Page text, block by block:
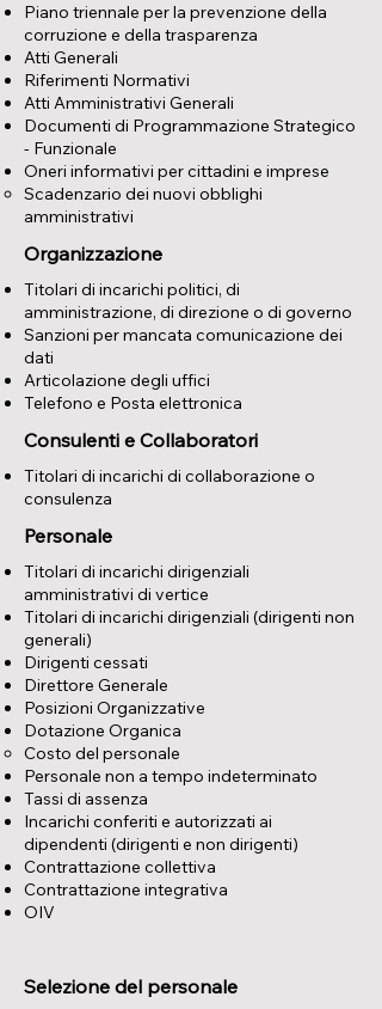
Piano triennale per la prevenzione della
corruzione e della trasparenza
Atti Generali
Riferimenti Normativi
Atti Amministrativi Generali
Documenti di Programmazione Strategico
- Funzionale
Oneri informativi per cittadini e imprese
Scadenzario dei nuovi obblighi
amministrativi
Organizzazione
Titolari di incarichi politici, di
amministrazione, di direzione o di governo
Sanzioni per mancata comunicazione dei
dati
Articolazione degli uffici
Telefono e Posta elettronica
Consulenti e Collaboratori
Titolari di incarichi di collaborazione o
consulenza
Personale
Titolari di incarichi dirigenziali
amministrativi di vertice
Titolari di incarichi dirigenziali (dirigenti non
generali)
Dirigenti cessati
Direttore Generale
Posizioni Organizzative
Dotazione Organica
Costo del personale
Personale non a tempo indeterminato
Tassi di assenza
Incarichi conferiti e autorizzati ai
dipendenti (dirigenti e non dirigenti)
Contrattazione collettiva
Contrattazione integrativa
OIV
Selezione del personale